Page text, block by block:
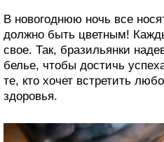
В новогоднюю ночь все
должно быть цветным!
свое. Так, бразильянки
белье, чтобы достичь
те, кто хочет встретить
здоровья.